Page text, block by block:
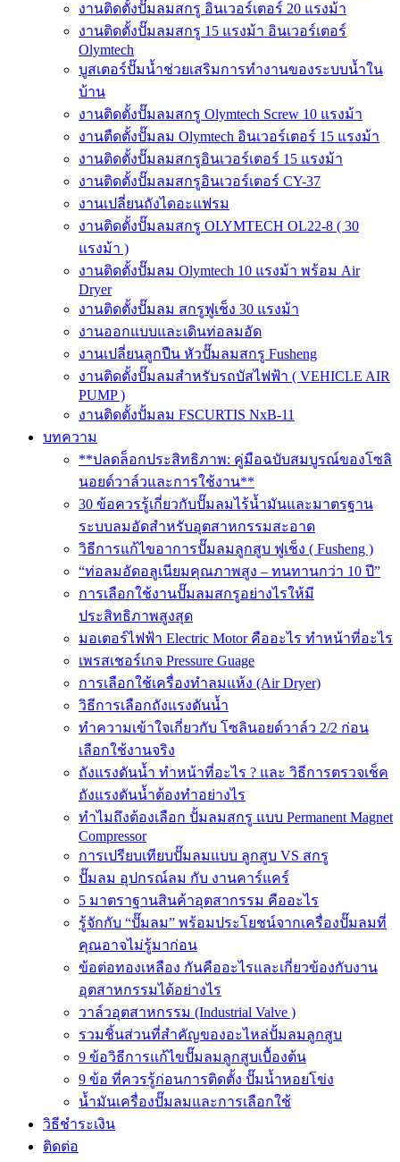
งานติดตั้งปั๊มลมสกรู อินเวอร์เตอร์ 20 แรงม้า
งานติดตั้งปั๊มลมสกรู 15 แรงม้า อินเวอร์เตอร์
Olymtech
บูสเตอร์ปั๊มน้ำช่วยเสริมการทำงานของระบบน้ำใน
บ้าน
งานติดตั้งปั๊มลมสกรู Olymtech Screw 10 แรงม้า
งานตืดตั้งปั๊มลม Olymtech อินเวอร์เตอร์ 15 แรงม้า
งานติดตั้งปั๊มลมสกรูอินเวอร์เตอร์ 15 แรงม้า
งานติดตั้งปั๊มลมสกรูอินเวอร์เตอร์ CY-37
งานเปลี่ยนถังไดอะแฟรม
งานติดตั้งปั๊มลมสกรู OLYMTECH OL22-8 ( 30
แรงม้า )
งานติดตั้งปั๊มลม Olymtech 10 แรงม้า พร้อม Air
Dryer
งานติดตั้งปั๊มลม สกรูฟูเช็ง 30 แรงม้า
งานออกแบบและเดินท่อลมอัด
งานเปลี่ยนลูกปืน หัวปั๊มลมสกรู Fusheng
งานติดตั้งปั๊มลมสำหรับรถบัสไฟฟ้า ( VEHICLE AIR
PUMP )
งานติดตั้งปั้มลม FSCURTIS NxB-11
บทความ
**ปลดล็อกประสิทธิภาพ: คู่มือฉบับสมบูรณ์ของโซลิ
นอยด์วาล์วและการใช้งาน**
30 ข้อควรรู้เกี่ยวกับปั๊มลมไร้น้ำมันและมาตรฐาน
ระบบลมอัดสำหรับอุตสาหกรรมสะอาด
วิธีการแก้ไขอาการปั๊มลมลูกสูบ ฟูเช็ง ( Fusheng )
“ท่อลมอัดอลูเนียมคุณภาพสูง – ทนทานกว่า 10 ปี”
การเลือกใช้งานปั๊มลมสกรูอย่างไรให้มี
ประสิทธิภาพสูงสุด
มอเตอร์ไฟฟ้า Electric Motor คืออะไร ทำหน้าที่อะไร
เพรสเชอร์เกจ Pressure Guage
การเลือกใช้เครื่องทำลมแห้ง (Air Dryer)
วิธีการเลือกถังแรงดันน้ำ
ทำความเข้าใจเกี่ยวกับ โซลินอยด์วาล์ว 2/2 ก่อน
เลือกใช้งานจริง
ถังแรงดันน้ำ ทำหน้าที่อะไร ? และ วิธีการตรวจเช็ค
ถังแรงดันน้ำต้องทำอย่างไร
ทำไมถึงต้องเลือก ปั้มลมสกรู แบบ Permanent Magnet
Compressor
การเปรียบเทียบปั๊มลมแบบ ลูกสูบ VS สกรู
ปั๊มลม อุปกรณ์ลม กับ งานคาร์แคร์
5 มาตราฐานสินค้าอุตสากรรม คืออะไร
รู้จักกับ “ปั๊มลม” พร้อมประโยชน์จากเครื่องปั๊มลมที่
คุณอาจไม่รู้มาก่อน
ข้อต่อทองเหลือง กันคืออะไรและเกี่ยวข้องกับงาน
อุตสาหกรรมได้อย่างไร
วาล์วอุตสาหกรรม (Industrial Valve )
รวมชิ้นส่วนที่สำคัญของอะไหล่ปั้มลมลูกสูบ
9 ข้อวิธีการแก้ไขปั๊มลมลูกสูบเบื้องต้น
9 ข้อ ที่ควรรู้ก่อนการติดตั้ง ปั๊มน้ำหอยโข่ง
น้ำมันเครื่องปั๊มลมและการเลือกใช้
วิธีชำระเงิน
ติดต่อ